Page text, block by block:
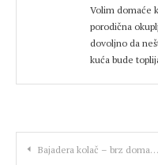
Volim domaće
porodična
dovoljno da
kuća bude
Kretanje
Bajadera kolač – brz domaći recept bez pečenja